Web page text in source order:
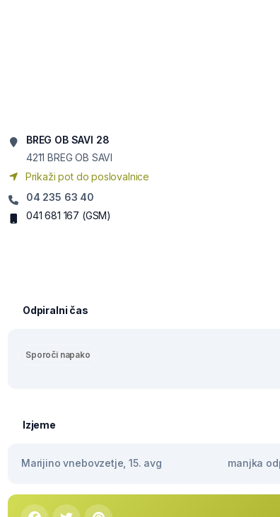
BREG OB SAVI 28
4211 BREG OB SAVI
Prikaži pot do poslovalnice
04 235 63 40
041 681 167 (GSM)
Odpiralni čas
Sporoči napako
Izjeme
Marijino vnebovzetje, 15. avg manjka